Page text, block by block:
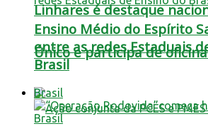
Linhares é destaque
Único e participa de
Ensino Médio do Espírito
entre as redes Estaduais
Brasil
Brasil